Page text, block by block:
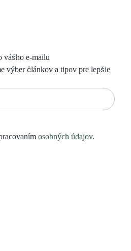
vášho e-mailu
výber článkov a tipov pre lepšie
osobných údajov.